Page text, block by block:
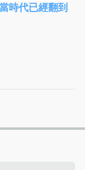
時代已經翻到